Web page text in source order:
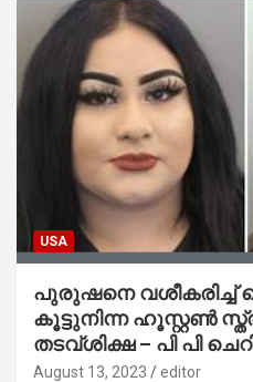
USA
പുരുഷനെ വശീകരിച്ച്
കൂട്ടുനിന്ന ഹൂസ്റ്റൺ
തടവ്ശിക്ഷ – പി പി
August 13, 2023 editor